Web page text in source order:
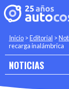
Inicio >Editorial >
recarga inalámbrica
NOTICIAS